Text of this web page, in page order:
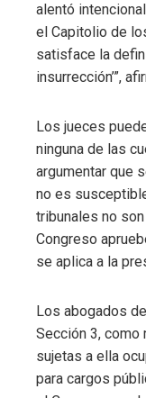
alentó
el Capitolio de
satisface la
insurrección’”,
Los jueces
ninguna de las
argumentar que
no es
tribunales no
Congreso
se aplica a la
Los abogados
Sección 3, como
sujetas a ella
para cargos